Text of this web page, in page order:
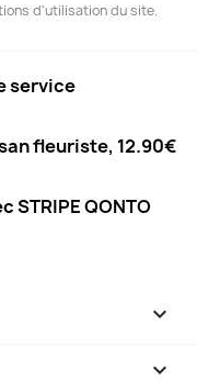
d'utilisation du site.
service
fleuriste, 12.90€
STRIPE QONTO

